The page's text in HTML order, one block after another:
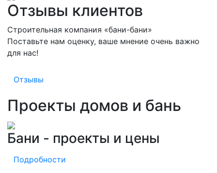
Отзывы клиентов
Строительная компания «бани-бани»
Поставьте нам оценку, ваше мнение очень важно
для нас!
Отзывы
Проекты домов и бань
Бани - проекты и цены
Подробности